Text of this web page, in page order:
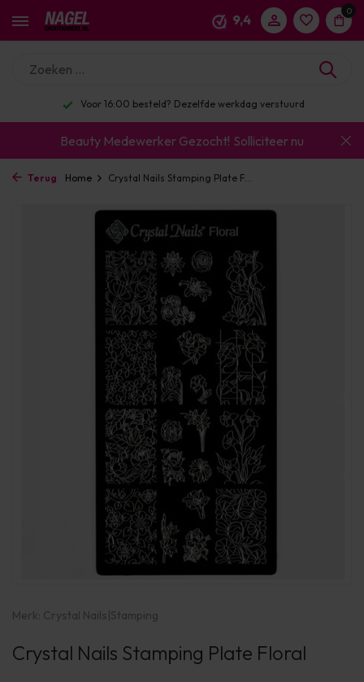
9,4
0
Voor 16:00 besteld? Dezelfde werkdag verstuurd
Beauty Medewerker Gezocht! Solliciteer nu
Terug Home Crystal Nails Stamping Plate F...
Merk: Crystal Nails|Stamping
Crystal Nails Stamping Plate Floral